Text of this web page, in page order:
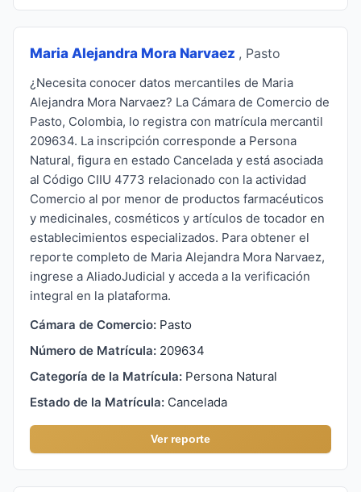
Maria Alejandra Mora Narvaez , Pasto
¿Necesita conocer datos mercantiles de Maria
Alejandra Mora Narvaez? La Cámara de Comercio de
Pasto, Colombia, lo registra con matrícula mercantil
209634. La inscripción corresponde a Persona
Natural, figura en estado Cancelada y está asociada
al Código CIIU 4773 relacionado con la actividad
Comercio al por menor de productos farmacéuticos
y medicinales, cosméticos y artículos de tocador en
establecimientos especializados. Para obtener el
reporte completo de Maria Alejandra Mora Narvaez,
ingrese a AliadoJudicial y acceda a la verificación
integral en la plataforma.
Cámara de Comercio: Pasto
Número de Matrícula: 209634
Categoría de la Matrícula: Persona Natural
Estado de la Matrícula: Cancelada
Ver reporte